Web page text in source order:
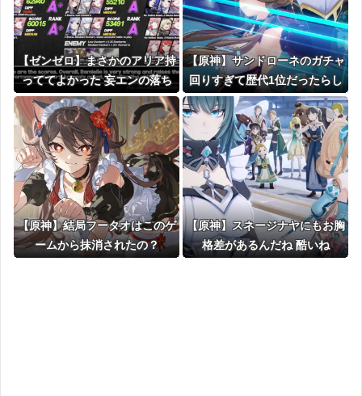
【ゼンゼロ】まさかのアリア持
っててよかった 妄エンの落ち
こぼれではなかったんだ
【原神】サンドローネのガチャ
回りすぎて歴代1位だったらし
いな
【原神】結局フータオはこのゲ
ームから抹消されたの？
【原神】スネージナヤにもお胸
格差があるんだね 酷いね